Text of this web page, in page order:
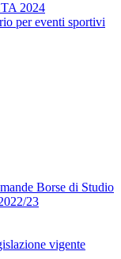
2024
per eventi sportivi
Borse di Studio
23
vigente